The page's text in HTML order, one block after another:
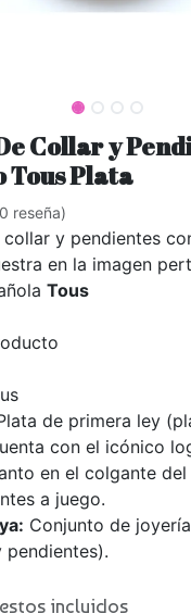
Collar y
Tous Plata
reseña)
y pendientes
en la imagen
Tous
de primera ley
con el icónico
en el colgante
a juego.
Conjunto de
incluidos